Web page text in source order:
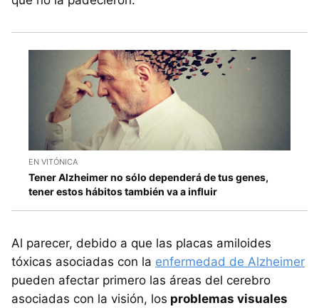
EN VITÓNICA
Tener Alzheimer no sólo dependerá de tus genes,
tener estos hábitos también va a influir
Al parecer, debido a que las placas amiloides
tóxicas asociadas con la enfermedad de Alzheimer
pueden afectar primero las áreas del cerebro
asociadas con la visión, los problemas visuales